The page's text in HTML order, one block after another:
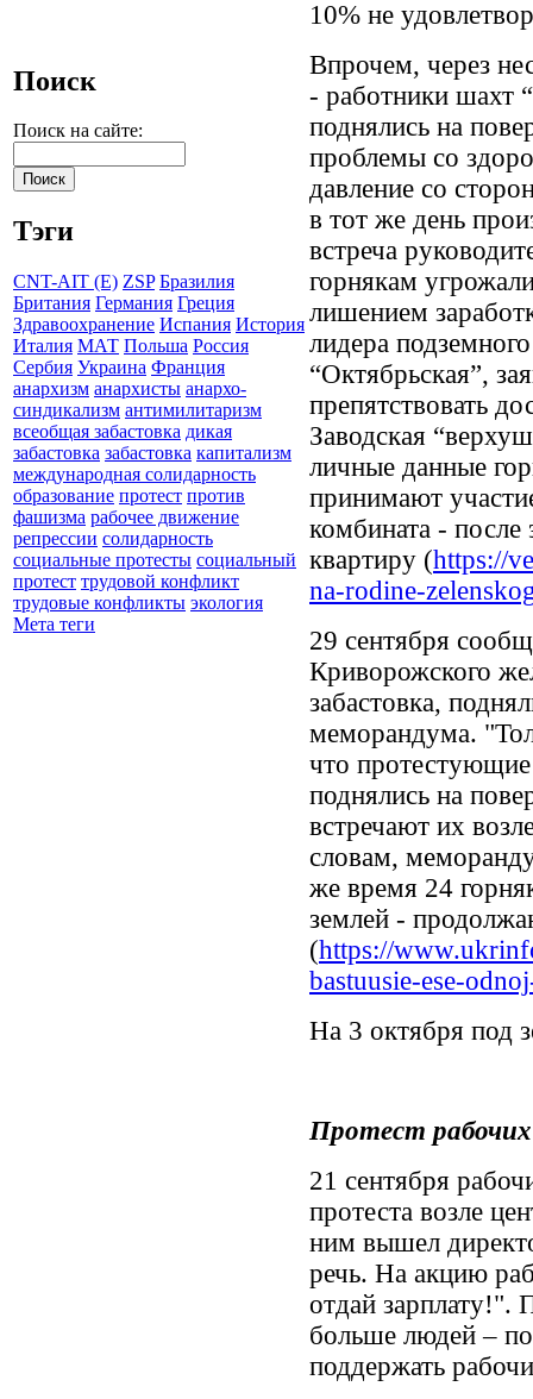
Поиск
Поиск на сайте:
Тэги
CNT-AIT (E) ZSP Бразилия
Британия Германия Греция
Здравоохранение Испания История
Италия МАТ Польша Россия
Сербия Украина Франция
анархизм анархисты анархо-
синдикализм антимилитаризм
всеобщая забастовка дикая
забастовка забастовка капитализм
международная солидарность
образование протест против
фашизма рабочее движение
репрессии солидарность
социальные протесты социальный
протест трудовой конфликт
трудовые конфликты экология
Мета теги
10% не
Впрочем, через
- работники шахт
поднялись на
проблемы со
давление со
в тот же день
встреча
горнякам
лишением
лидера
“Октябрьская”,
препятствовать
Заводская
личные данные
принимают
комбината - после
квартиру (https://
na-rodine-
29 сентября
Криворожского
забастовка,
меморандума.
что
поднялись на
встречают их
словам,
же время 24
землей -
(https://
bastuusie-ese-
На 3 октября под
Протест рабочих
21 сентября
протеста возле
ним вышел
речь. На акцию
отдай зарплату!".
больше людей –
поддержать